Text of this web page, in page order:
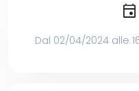
event
Dal 02/04/2024 alle